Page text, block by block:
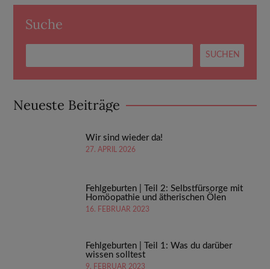
Suche
Neueste Beiträge
Wir sind wieder da!
27. APRIL 2026
Fehlgeburten | Teil 2: Selbstfürsorge mit
Homöopathie und ätherischen Ölen
16. FEBRUAR 2023
Fehlgeburten | Teil 1: Was du darüber
wissen solltest
9. FEBRUAR 2023